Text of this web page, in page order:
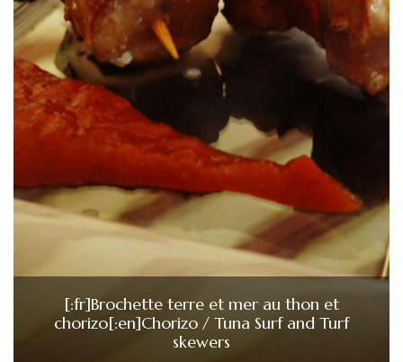
[:fr]Brochette terre et mer au thon et
chorizo[:en]Chorizo / Tuna Surf and Turf
skewers